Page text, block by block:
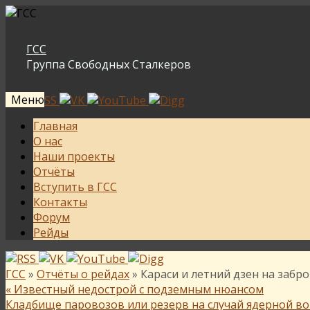
ГСС
Группа Свободных Сталкеров
Меню
Перейти
содержимому
Главная
О нас
Наши проекты
Отчёты
Вступить в ГСС
Контакты
Форум
Рейды
ГСС » Отчёты о рейдах» Караси и летний дзен на
« Известный недострой с подземным нюансом
Кладбище паровозов или резерв на случай ядерной